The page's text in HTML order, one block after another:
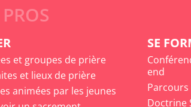
et groupes de prière
et lieux de prière
animées par les jeunes
SE
end
Doctrine